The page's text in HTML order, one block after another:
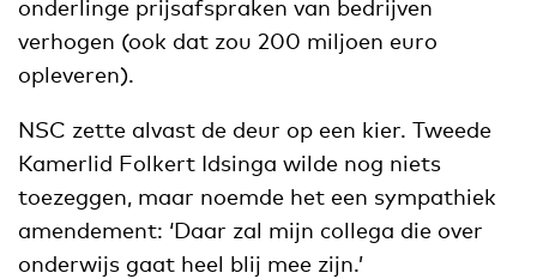
onderlinge prijsafspraken van bedrijven
verhogen (ook dat zou 200 miljoen euro
opleveren).
NSC zette alvast de deur op een kier. Tweede
Kamerlid Folkert Idsinga wilde nog niets
toezeggen, maar noemde het een sympathiek
amendement: ‘Daar zal mijn collega die over
onderwijs gaat heel blij mee zijn.’